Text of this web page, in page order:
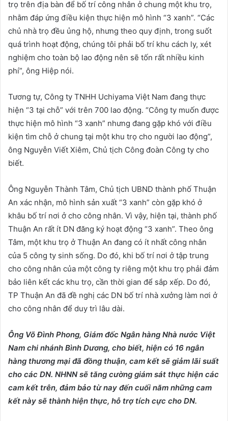
trọ trên địa bàn để bố trí công nhân ở chung một khu trọ,
nhằm đáp ứng điều kiện thực hiện mô hình “3 xanh”. “Các
chủ nhà trọ đều ủng hộ, nhưng theo quy định, trong suốt
quá trình hoạt động, chúng tôi phải bố trí khu cách ly, xét
nghiệm cho toàn bộ lao động nên sẽ tốn rất nhiều kinh
phí”, ông Hiệp nói.
Tương tự, Công ty TNHH Uchiyama Việt Nam đang thực
hiện “3 tại chỗ” với trên 700 lao động. “Công ty muốn được
thực hiện mô hình “3 xanh” nhưng đang gặp khó với điều
kiện tìm chỗ ở chung tại một khu trọ cho người lao động”,
ông Nguyễn Viết Xiêm, Chủ tịch Công đoàn Công ty cho
biết.
Ông Nguyễn Thành Tâm, Chủ tịch UBND thành phố Thuận
An xác nhận, mô hình sản xuất “3 xanh” còn gặp khó ở
khâu bố trí nơi ở cho công nhân. Vì vậy, hiện tại, thành phố
Thuận An rất ít DN đăng ký hoạt động “3 xanh”. Theo ông
Tâm, một khu trọ ở Thuận An đang có ít nhất công nhân
của 5 công ty sinh sống. Do đó, khi bố trí nơi ở tập trung
cho công nhân của một công ty riêng một khu trọ phải đảm
bảo liên kết các khu trọ, cần thời gian để sắp xếp. Do đó,
TP Thuận An đã đề nghị các DN bố trí nhà xưởng làm nơi ở
cho công nhân để duy trì lâu dài.
Ông Võ Đình Phong, Giám đốc Ngân hàng Nhà nước Việt
Nam chi nhánh Bình Dương, cho biết, hiện có 16 ngân
hàng thương mại đã đồng thuận, cam kết sẽ giảm lãi suất
cho các DN. NHNN sẽ tăng cường giám sát thực hiện các
cam kết trên, đảm bảo từ nay đến cuối năm những cam
kết này sẽ thành hiện thực, hỗ trợ tích cực cho DN.